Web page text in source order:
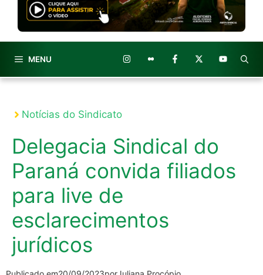
MENU
Notícias do Sindicato
Delegacia Sindical do
Paraná convida filiados
para live de
esclarecimentos
jurídicos